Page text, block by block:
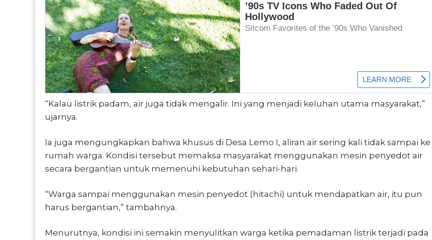
“Kalau listrik padam, air juga tidak mengalir. Ini yang menjadi keluhan utama masyarakat,”
ujarnya.
Ia juga mengungkapkan bahwa khusus di Desa Lemo I, aliran air sering kali tidak sampai ke
rumah warga. Kondisi tersebut memaksa masyarakat menggunakan mesin penyedot air
secara bergantian untuk memenuhi kebutuhan sehari-hari.
“Warga sampai menggunakan mesin penyedot (hitachi) untuk mendapatkan air, itu pun
harus bergantian,” tambahnya.
Menurutnya, kondisi ini semakin menyulitkan warga ketika pemadaman listrik terjadi pada